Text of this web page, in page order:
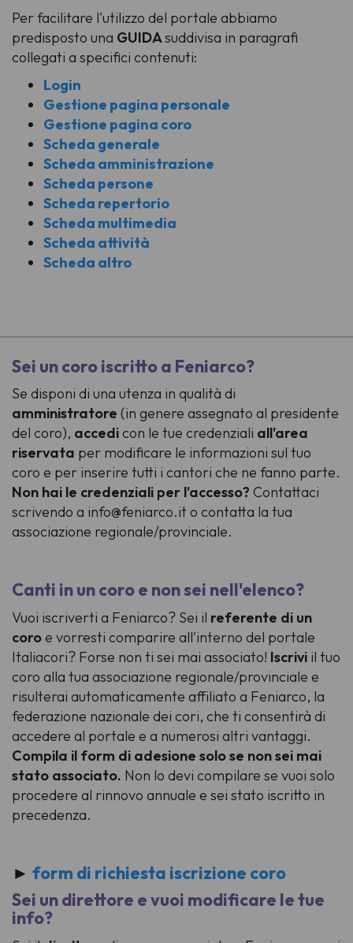
Per facilitare l'utilizzo del portale abbiamo
predisposto una GUIDAsuddivisa in paragrafi
collegati a specifici contenuti:
Login
Gestione pagina personale
Gestione pagina coro
Scheda generale
Scheda amministrazione
Scheda persone
Scheda repertorio
Scheda multimedia
Scheda attività
Scheda altro
Sei un coro iscritto a Feniarco?
Se disponi di una utenza in qualità di
amministratore (in genere assegnato al presidente
del coro), accedicon le tue credenziali all'area
riservata per modificare le informazioni sul tuo
coro e per inserire tutti i cantori che ne fanno parte.
Non hai le credenziali per l'accesso? Contattaci
scrivendo a info@feniarco.it o contatta la tua
associazione regionale/provinciale.
Canti in un coro e non sei nell'elenco?
Vuoi iscriverti a Feniarco? Sei il referente di un
coroe vorresti comparire all'interno del portale
Italiacori? Forse non ti sei mai associato! Iscrivi il tuo
coro alla tua associazione regionale/provinciale e
risulterai automaticamente affiliato a Feniarco, la
federazione nazionale dei cori, che ti consentirà di
accedere al portale e a numerosi altri vantaggi.
Compila il form di adesione solo se non sei mai
stato associato. Non lo devi compilare se vuoi solo
procedere al rinnovo annuale e sei stato iscritto in
precedenza.
► form di richiesta iscrizione coro
Sei un direttore e vuoi modificare le tue
info?